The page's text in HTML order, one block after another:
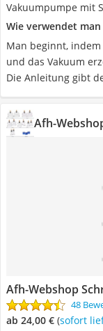
Vakuumpumpe mit
Wie verwendet
Man beginnt,
und das Vakuum
Die Anleitung gibt
Afh-
Afh-Webshop
48
ab 24,00 € ( Sofort